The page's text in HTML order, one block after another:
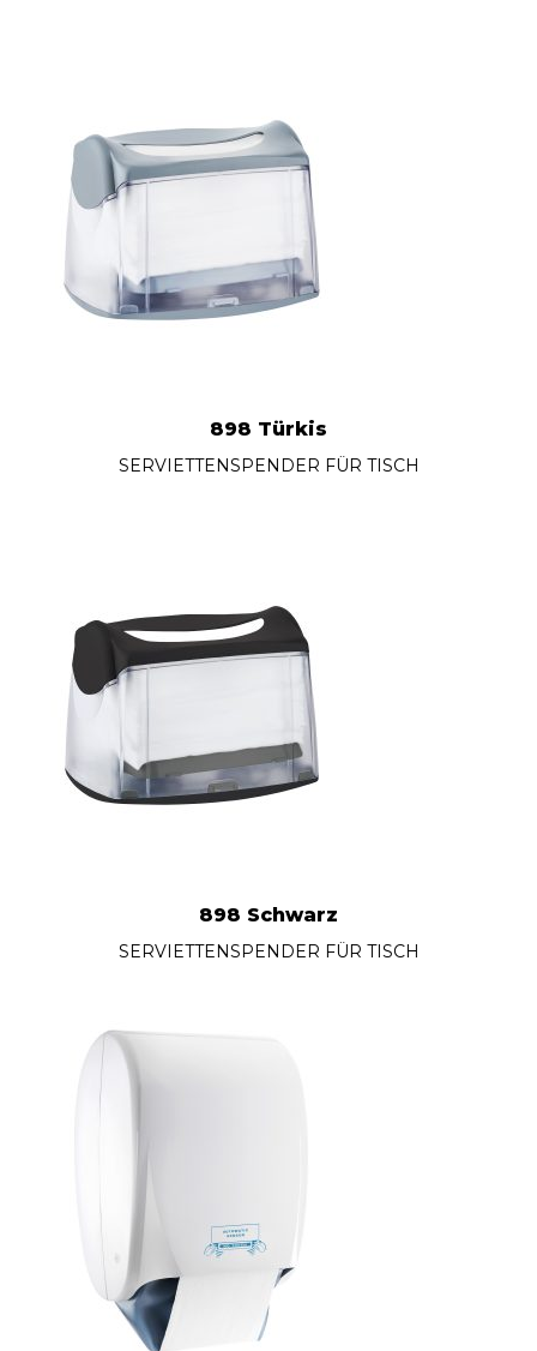
898 Türkis
SERVIETTENSPENDER FÜR TISCH
898 Schwarz
SERVIETTENSPENDER FÜR TISCH